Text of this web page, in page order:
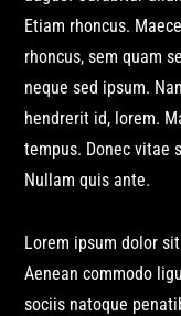
Etiam rhoncus.
rhoncus, sem quam
neque sed ipsum.
hendrerit id, lorem.
tempus. Donec vitae
Nullam quis ante.
Lorem ipsum dolor
Aenean commodo
sociis natoque